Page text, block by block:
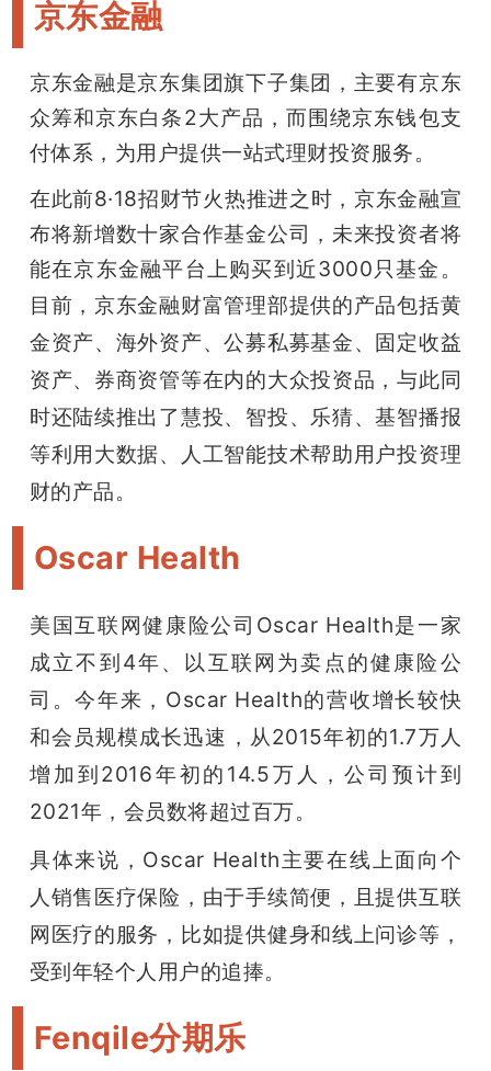
京东金融
京东金融是京东集团旗下子集团，主要有京东
众筹和京东白条2大产品，而围绕京东钱包支
付体系，为用户提供一站式理财投资服务。
在此前8·18招财节火热推进之时，京东金融宣
布将新增数十家合作基金公司，未来投资者将
能在京东金融平台上购买到近3000只基金。
目前，京东金融财富管理部提供的产品包括黄
金资产、海外资产、公募私募基金、固定收益
资产、券商资管等在内的大众投资品，与此同
时还陆续推出了慧投、智投、乐猜、基智播报
等利用大数据、人工智能技术帮助用户投资理
财的产品。
Oscar Health
美国互联网健康险公司Oscar Health是一家
成立不到4年、以互联网为卖点的健康险公
司。今年来，Oscar Health的营收增长较快
和会员规模成长迅速，从2015年初的1.7万人
增加到2016年初的14.5万人，公司预计到
2021年，会员数将超过百万。
具体来说，Oscar Health主要在线上面向个
人销售医疗保险，由于手续简便，且提供互联
网医疗的服务，比如提供健身和线上问诊等，
受到年轻个人用户的追捧。
Fenqile分期乐